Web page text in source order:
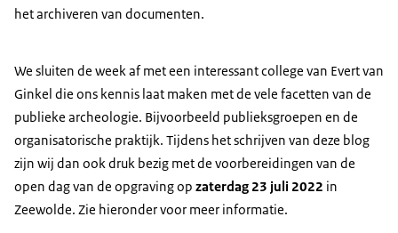
het archiveren van documenten.
We sluiten de week af met een interessant college van Evert van
Ginkel die ons kennis laat maken met de vele facetten van de
publieke archeologie. Bijvoorbeeld publieksgroepen en de
organisatorische praktijk. Tijdens het schrijven van deze blog
zijn wij dan ook druk bezig met de voorbereidingen van de
open dag van de opgraving op zaterdag 23 juli 2022 in
Zeewolde. Zie hieronder voor meer informatie.